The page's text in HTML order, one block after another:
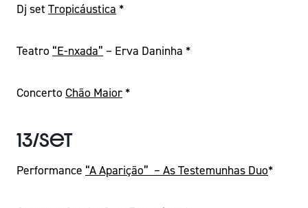
Dj set Tropicáustica *
Teatro “E-nxada” – Erva Daninha *
Concerto Chão Maior *
13/Set
Performance “A Aparição” – As Testemunhas Duo*